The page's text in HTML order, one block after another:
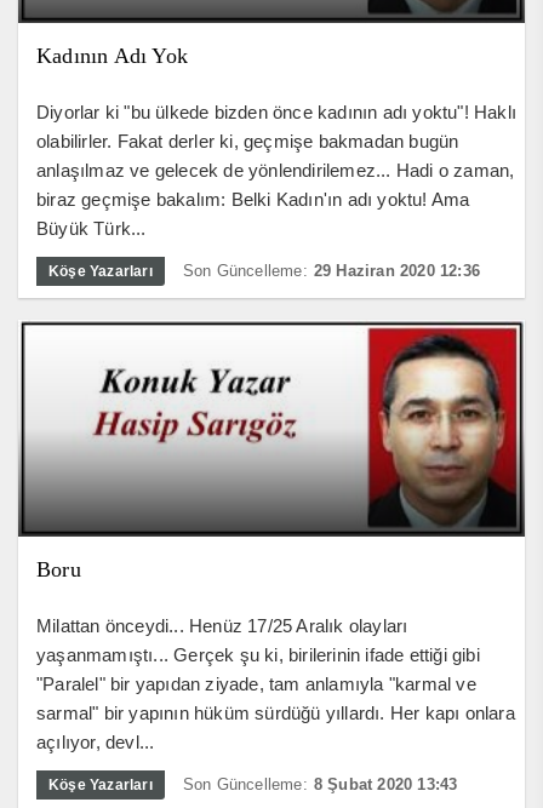
Kadının Adı Yok
Diyorlar ki "bu ülkede bizden önce kadının adı yoktu"! Haklı
olabilirler. Fakat derler ki, geçmişe bakmadan bugün
anlaşılmaz ve gelecek de yönlendirilemez... Hadi o zaman,
biraz geçmişe bakalım: Belki Kadın'ın adı yoktu! Ama
Büyük Türk...
Köşe Yazarları Son Güncelleme: 29 Haziran 2020 12:36
Boru
Milattan önceydi... Henüz 17/25 Aralık olayları
yaşanmamıştı... Gerçek şu ki, birilerinin ifade ettiği gibi
"Paralel" bir yapıdan ziyade, tam anlamıyla "karmal ve
sarmal" bir yapının hüküm sürdüğü yıllardı. Her kapı onlara
açılıyor, devl...
Köşe Yazarları Son Güncelleme: 8 Şubat 2020 13:43